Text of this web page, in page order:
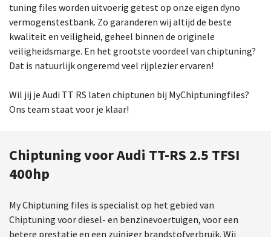
tuning files worden uitvoerig getest op onze eigen dyno
vermogenstestbank. Zo garanderen wij altijd de beste
kwaliteit en veiligheid, geheel binnen de originele
veiligheidsmarge. En het grootste voordeel van chiptuning?
Dat is natuurlijk ongeremd veel rijplezier ervaren!
Wil jij je Audi TT RS laten chiptunen bij MyChiptuningfiles?
Ons team staat voor je klaar!
Chiptuning voor Audi TT-RS 2.5 TFSI
400hp
My Chiptuning files is specialist op het gebied van
Chiptuning voor diesel- en benzinevoertuigen, voor een
betere prestatie en een zuiniger brandstofverbruik. Wij